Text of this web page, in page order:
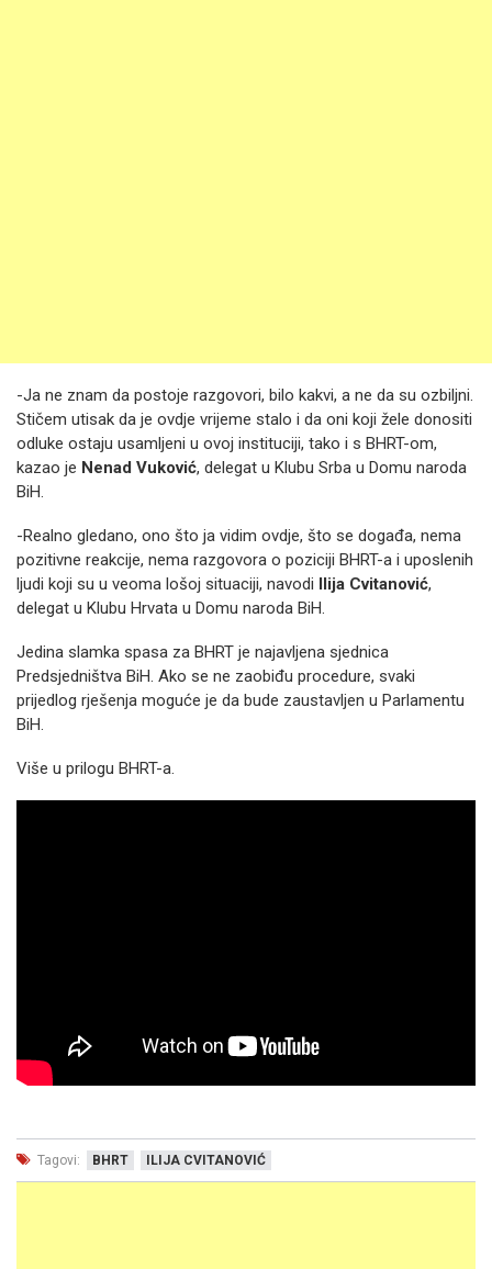
-Ja ne znam da postoje razgovori, bilo kakvi, a ne da su ozbiljni.
Stičem utisak da je ovdje vrijeme stalo i da oni koji žele donositi
odluke ostaju usamljeni u ovoj instituciji, tako i s BHRT-om,
kazao je Nenad Vuković, delegat u Klubu Srba u Domu naroda
BiH.
-Realno gledano, ono što ja vidim ovdje, što se događa, nema
pozitivne reakcije, nema razgovora o poziciji BHRT-a i uposlenih
ljudi koji su u veoma lošoj situaciji, navodi Ilija Cvitanović,
delegat u Klubu Hrvata u Domu naroda BiH.
Jedina slamka spasa za BHRT je najavljena sjednica
Predsjedništva BiH. Ako se ne zaobiđu procedure, svaki
prijedlog rješenja moguće je da bude zaustavljen u Parlamentu
BiH.
Više u prilogu BHRT-a.
Tagovi: BHRT ILIJA CVITANOVIĆ